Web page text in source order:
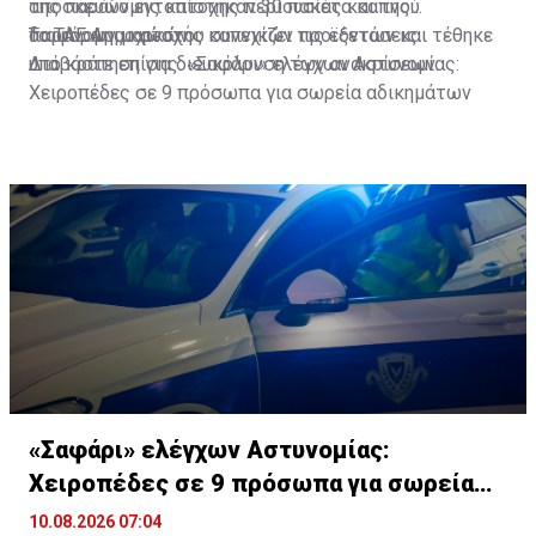
αποσκευών εντοπίστηκαν 30 πακέτα καπνού
διαφόρων μαρκών.
της παράνομης κατοχής περιουσίας και της
παράνομης κατοχής καπνικών προϊόντων και τέθηκε
υπό κράτηση για διευκόλυνση των ανακρίσεων.
Το ΤΑΕ Αμμοχώστου συνεχίζει τις εξετάσεις.
Διαβάστε επίσης:«Σαφάρι» ελέγχων Αστυνομίας:
Χειροπέδες σε 9 πρόσωπα για σωρεία αδικημάτων
«Σαφάρι» ελέγχων Αστυνομίας:
Χειροπέδες σε 9 πρόσωπα για σωρεία
αδικημάτων
10.08.2026 07:04